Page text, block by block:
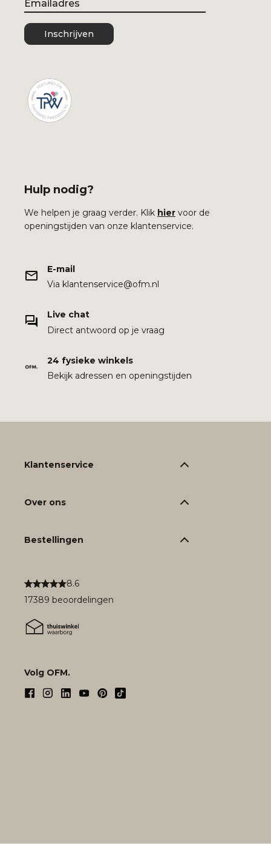
Inschrijven
Hulp nodig?
We helpen je graag verder. Klik hier voor de
openingstijden van onze klantenservice.
E-mail
Via klantenservice@ofm.nl
Live chat
Direct antwoord op je vraag
24 fysieke winkels
Bekijk adressen en openingstijden
8.6
17389 beoordelingen
Volg OFM.
Klantenservice
Over ons
Bestellingen